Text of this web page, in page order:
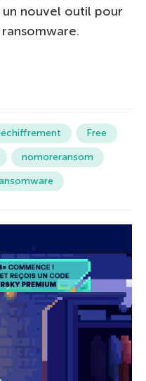
nouvel outil pour
Free
nomoreransom